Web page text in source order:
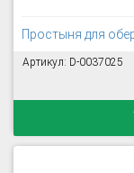
Простыня для
Артикул: D-0037025